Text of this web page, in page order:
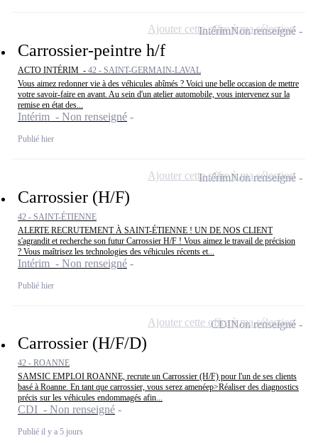
Carrossier-peintre h/f
ACTO INTÉRIM - 42 - SAINT-GERMAIN-LAVAL
Vous aimez redonner vie à des véhicules abîmés ? Voici une belle occasion de mettre
votre savoir-faire en avant. Au sein d'un atelier automobile, vous intervenez sur la
remise en état des...
Intérim - Non renseigné
Publié hier
IntérimNon renseigné
Ajouter cette offre à ma sélection
Carrossier (H/F)
42 - SAINT-ÉTIENNE
ALERTE RECRUTEMENT À SAINT-ÉTIENNE ! UN DE NOS CLIENT
s'agrandit et recherche son futur Carrossier H/F ! Vous aimez le travail de précision
? Vous maîtrisez les technologies des véhicules récents et...
Intérim - Non renseigné
Publié hier
IntérimNon renseigné
Ajouter cette offre à ma sélection
Carrossier (H/F/D)
42 - ROANNE
SAMSIC EMPLOI ROANNE, recrute un Carrossier (H/F) pour l'un de ses clients
basé à Roanne. En tant que carrossier, vous serez amenéep>Réaliser des diagnostics
précis sur les véhicules endommagés afin...
CDI - Non renseigné
Publié il y a 5 jours
CDINon renseigné
Ajouter cette offre à ma sélection